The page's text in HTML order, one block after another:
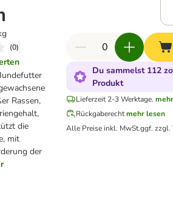
(0)
Rassen,
die
mit
der
Du sammelst 112
Produkt
Lieferzeit 2-3 Werktage.
Rückgaberecht mehr lesen
Alle Preise inkl. MwSt.ggf. zzgl.